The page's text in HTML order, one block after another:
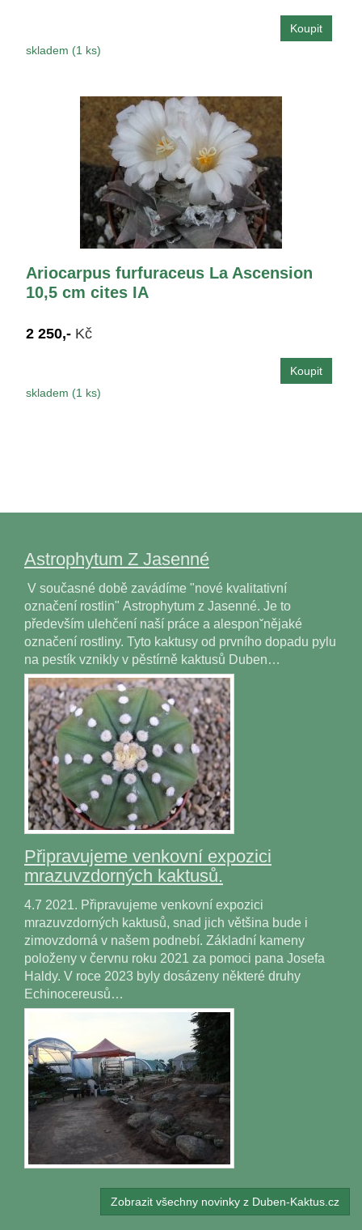
skladem (1 ks)
Ariocarpus furfuraceus La Ascension
10,5 cm cites IA
2 250,- Kč
skladem (1 ks)
Astrophytum Z Jasenné
V současné době zavádíme "nové kvalitativní
označení rostlin" Astrophytum z Jasenné. Je to
především ulehčení naší práce a alesponˇnějaké
označení rostliny. Tyto kaktusy od prvního dopadu pylu
na pestík vznikly v pěstírně kaktusů Duben…
Připravujeme venkovní expozici
mrazuvzdorných kaktusů.
4.7 2021. Připravujeme venkovní expozici
mrazuvzdorných kaktusů, snad jich většina bude i
zimovzdorná v našem podnebí. Základní kameny
položeny v červnu roku 2021 za pomoci pana Josefa
Haldy. V roce 2023 byly dosázeny některé druhy
Echinocereusů…
Zobrazit všechny novinky z Duben-Kaktus.cz